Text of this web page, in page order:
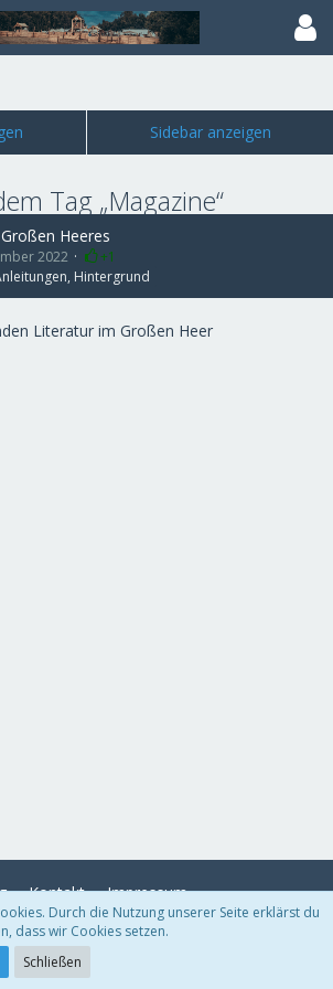
Tag „Magazine“
Heeres
2022
+1
Hintergrund
Literatur im Großen Heer
Kontakt Impressum
Software:
Durch die Nutzung unserer Seite erklärst du
dass wir Cookies setzen.
Schließen